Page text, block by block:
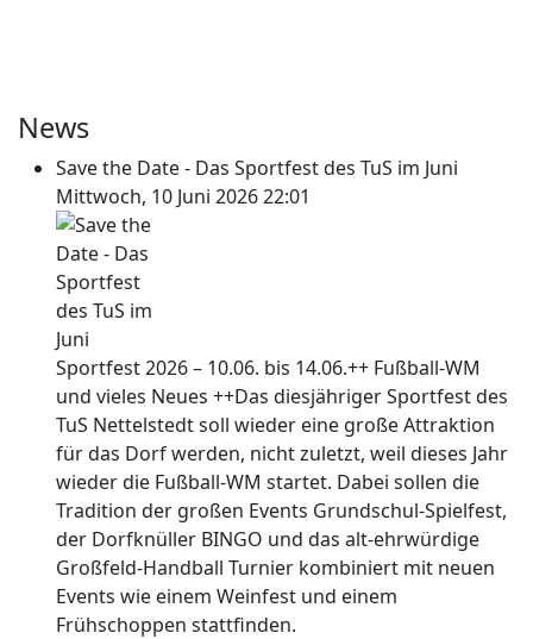
News
Save the Date - Das Sportfest des TuS im Juni
Mittwoch, 10 Juni 2026 22:01
Sportfest 2026 – 10.06. bis 14.06.++ Fußball-WM
und vieles Neues ++Das diesjähriger Sportfest des
TuS Nettelstedt soll wieder eine große Attraktion
für das Dorf werden, nicht zuletzt, weil dieses Jahr
wieder die Fußball-WM startet. Dabei sollen die
Tradition der großen Events Grundschul-Spielfest,
der Dorfknüller BINGO und das alt-ehrwürdige
Großfeld-Handball Turnier kombiniert mit neuen
Events wie einem Weinfest und einem
Frühschoppen stattfinden.